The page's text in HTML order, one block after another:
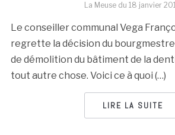
La Meuse du 18 janvier
Le conseiller communal Vega
regrette la décision du
de démolition du bâtiment de la
tout autre chose. Voici ce à quoi (…)
LIRE LA SUITE